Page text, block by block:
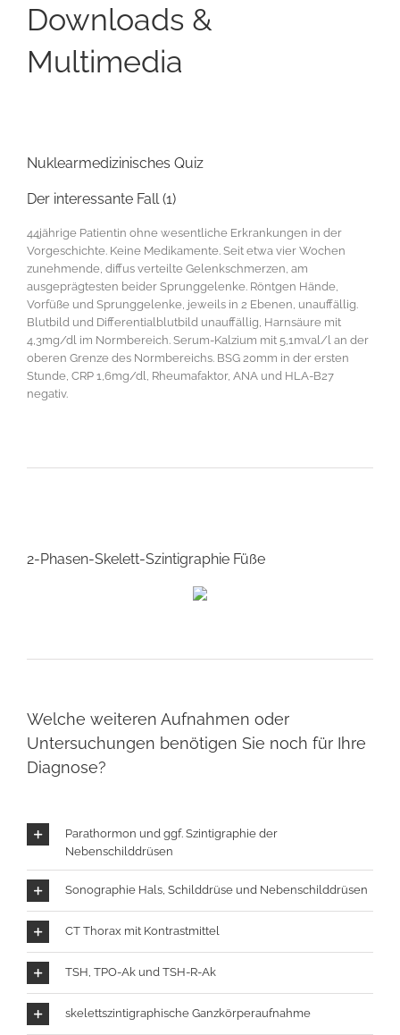
Downloads &
Multimedia
Nuklearmedizinisches Quiz
Der interessante Fall (1)
44jährige Patientin ohne wesentliche Erkrankungen in der
Vorgeschichte. Keine Medikamente. Seit etwa vier Wochen
zunehmende, diffus verteilte Gelenkschmerzen, am
ausgeprägtesten beider Sprunggelenke. Röntgen Hände,
Vorfüße und Sprunggelenke, jeweils in 2 Ebenen, unauffällig.
Blutbild und Differentialblutbild unauffällig, Harnsäure mit
4,3mg/dl im Normbereich. Serum-Kalzium mit 5,1mval/l an der
oberen Grenze des Normbereichs. BSG 20mm in der ersten
Stunde, CRP 1,6mg/dl, Rheumafaktor, ANA und HLA-B27
negativ.
2-Phasen-Skelett-Szintigraphie Füße
Welche weiteren Aufnahmen oder
Untersuchungen benötigen Sie noch für Ihre
Diagnose?
Parathormon und ggf. Szintigraphie der
Nebenschilddrüsen
Sonographie Hals, Schilddrüse und Nebenschilddrüsen
CT Thorax mit Kontrastmittel
TSH, TPO-Ak und TSH-R-Ak
skelettszintigraphische Ganzkörperaufnahme